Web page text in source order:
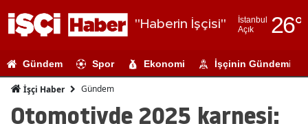
"Haberin İşçisi"
İstanbul
Açık
26°
Adıyaman
Gündem Spor Ekonomi İşçinin Gündemi
İşçi Haber Gündem
Otomotivde 2025 karnesi: